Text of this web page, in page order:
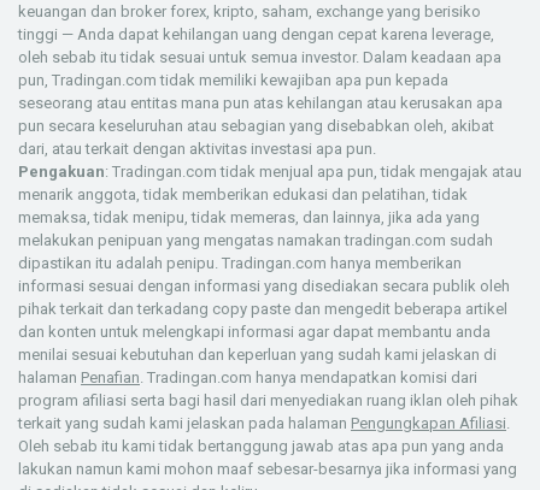
keuangan dan broker forex, kripto, saham, exchange yang berisiko
tinggi — Anda dapat kehilangan uang dengan cepat karena leverage,
oleh sebab itu tidak sesuai untuk semua investor. Dalam keadaan apa
pun, Tradingan.com tidak memiliki kewajiban apa pun kepada
seseorang atau entitas mana pun atas kehilangan atau kerusakan apa
pun secara keseluruhan atau sebagian yang disebabkan oleh, akibat
dari, atau terkait dengan aktivitas investasi apa pun.
Pengakuan: Tradingan.com tidak menjual apa pun, tidak mengajak atau
menarik anggota, tidak memberikan edukasi dan pelatihan, tidak
memaksa, tidak menipu, tidak memeras, dan lainnya, jika ada yang
melakukan penipuan yang mengatas namakan tradingan.com sudah
dipastikan itu adalah penipu. Tradingan.com hanya memberikan
informasi sesuai dengan informasi yang disediakan secara publik oleh
pihak terkait dan terkadang copy paste dan mengedit beberapa artikel
dan konten untuk melengkapi informasi agar dapat membantu anda
menilai sesuai kebutuhan dan keperluan yang sudah kami jelaskan di
halaman Penafian. Tradingan.com hanya mendapatkan komisi dari
program afiliasi serta bagi hasil dari menyediakan ruang iklan oleh pihak
terkait yang sudah kami jelaskan pada halaman Pengungkapan Afiliasi.
Oleh sebab itu kami tidak bertanggung jawab atas apa pun yang anda
lakukan namun kami mohon maaf sebesar-besarnya jika informasi yang